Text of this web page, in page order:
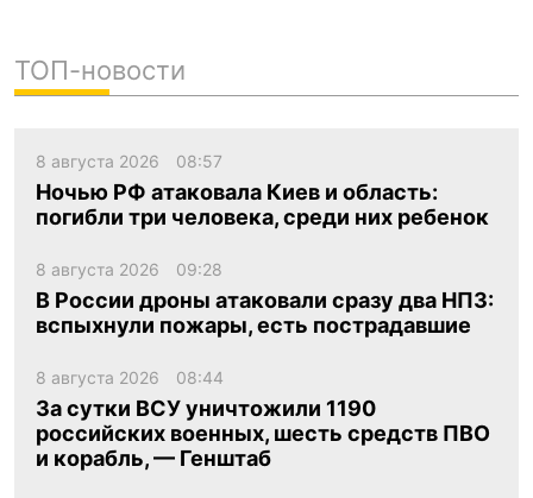
ТОП-новости
8 августа 2026 08:57
Ночью РФ атаковала Киев и область:
погибли три человека, среди них ребенок
8 августа 2026 09:28
В России дроны атаковали сразу два НПЗ:
вспыхнули пожары, есть пострадавшие
8 августа 2026 08:44
За сутки ВСУ уничтожили 1190
российских военных, шесть средств ПВО
и корабль, — Генштаб